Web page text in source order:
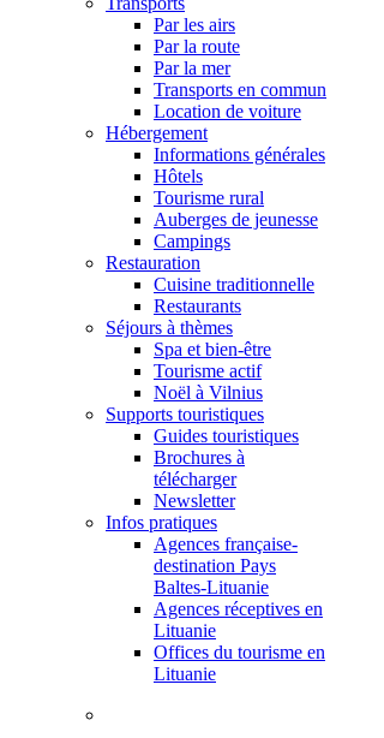
Par les airs
Par la route
Par la mer
Transports en commun
Location de voiture
Hébergement
Informations générales
Hôtels
Tourisme rural
Auberges de jeunesse
Campings
Restauration
Cuisine traditionnelle
Restaurants
Séjours à thèmes
Spa et bien-être
Tourisme actif
Noël à Vilnius
Supports touristiques
Guides touristiques
Brochures à
télécharger
Newsletter
Infos pratiques
Agences française-
destination Pays
Baltes-Lituanie
Agences réceptives en
Lituanie
Offices du tourisme en
Lituanie